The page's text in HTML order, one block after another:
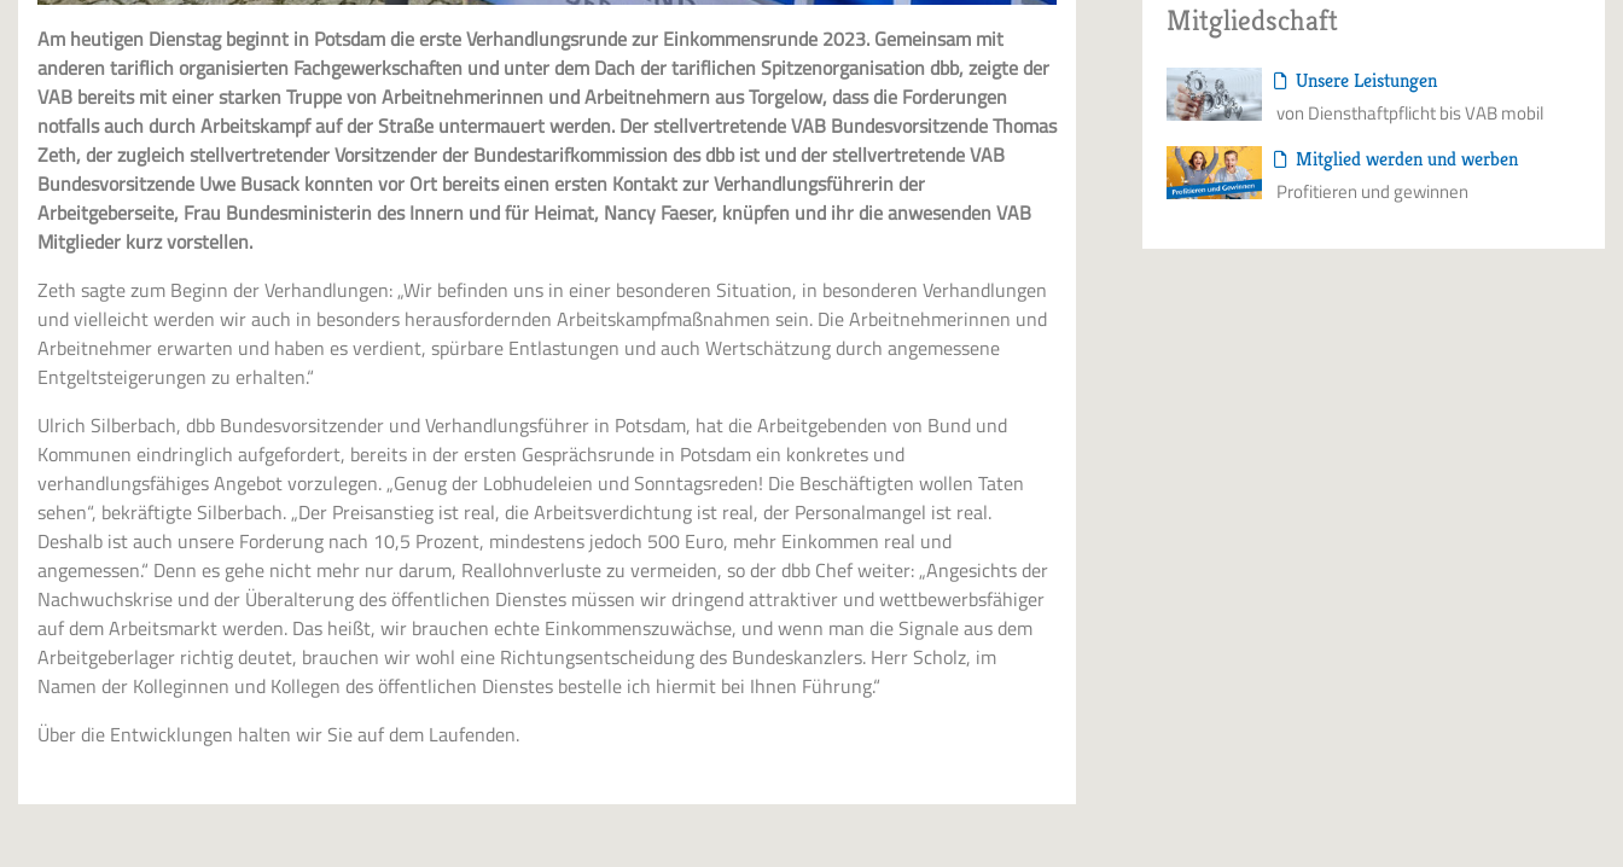
Am heutigen Dienstag beginnt in Potsdam die erste Verhandlungsrunde zur Einkommensrunde 2023. Gemeinsam mit
anderen tariflich organisierten Fachgewerkschaften und unter dem Dach der tariflichen Spitzenorganisation dbb, zeigte der
VAB bereits mit einer starken Truppe von Arbeitnehmerinnen und Arbeitnehmern aus Torgelow, dass die Forderungen
notfalls auch durch Arbeitskampf auf der Straße untermauert werden. Der stellvertretende VAB Bundesvorsitzende Thomas
Zeth, der zugleich stellvertretender Vorsitzender der Bundestarifkommission des dbb ist und der stellvertretende VAB
Bundesvorsitzende Uwe Busack konnten vor Ort bereits einen ersten Kontakt zur Verhandlungsführerin der
Arbeitgeberseite, Frau Bundesministerin des Innern und für Heimat, Nancy Faeser, knüpfen und ihr die anwesenden VAB
Mitglieder kurz vorstellen.
Zeth sagte zum Beginn der Verhandlungen: „Wir befinden uns in einer besonderen Situation, in besonderen Verhandlungen
und vielleicht werden wir auch in besonders herausfordernden Arbeitskampfmaßnahmen sein. Die Arbeitnehmerinnen und
Arbeitnehmer erwarten und haben es verdient, spürbare Entlastungen und auch Wertschätzung durch angemessene
Entgeltsteigerungen zu erhalten.“
Ulrich Silberbach, dbb Bundesvorsitzender und Verhandlungsführer in Potsdam, hat die Arbeitgebenden von Bund und
Kommunen eindringlich aufgefordert, bereits in der ersten Gesprächsrunde in Potsdam ein konkretes und
verhandlungsfähiges Angebot vorzulegen. „Genug der Lobhudeleien und Sonntagsreden! Die Beschäftigten wollen Taten
sehen“, bekräftigte Silberbach. „Der Preisanstieg ist real, die Arbeitsverdichtung ist real, der Personalmangel ist real.
Deshalb ist auch unsere Forderung nach 10,5 Prozent, mindestens jedoch 500 Euro, mehr Einkommen real und
angemessen.“ Denn es gehe nicht mehr nur darum, Reallohnverluste zu vermeiden, so der dbb Chef weiter: „Angesichts der
Nachwuchskrise und der Überalterung des öffentlichen Dienstes müssen wir dringend attraktiver und wettbewerbsfähiger
auf dem Arbeitsmarkt werden. Das heißt, wir brauchen echte Einkommenszuwächse, und wenn man die Signale aus dem
Arbeitgeberlager richtig deutet, brauchen wir wohl eine Richtungsentscheidung des Bundeskanzlers. Herr Scholz, im
Namen der Kolleginnen und Kollegen des öffentlichen Dienstes bestelle ich hiermit bei Ihnen Führung.“
Über die Entwicklungen halten wir Sie auf dem Laufenden.
Mitgliedschaft
Unsere Leistungen
von Diensthaftpflicht bis VAB mobil
Mitglied werden und werben
Profitieren und gewinnen